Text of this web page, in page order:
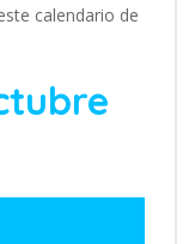
calendario de